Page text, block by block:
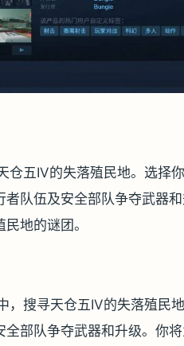
仓五IV的失落殖民地。选择
队伍及安全部队争夺武器
地的谜团。
，搜寻天仓五IV的失落殖民
部队争夺武器和升级。你